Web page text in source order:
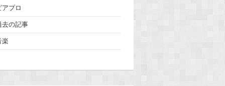
アプロ
去の記事
楽